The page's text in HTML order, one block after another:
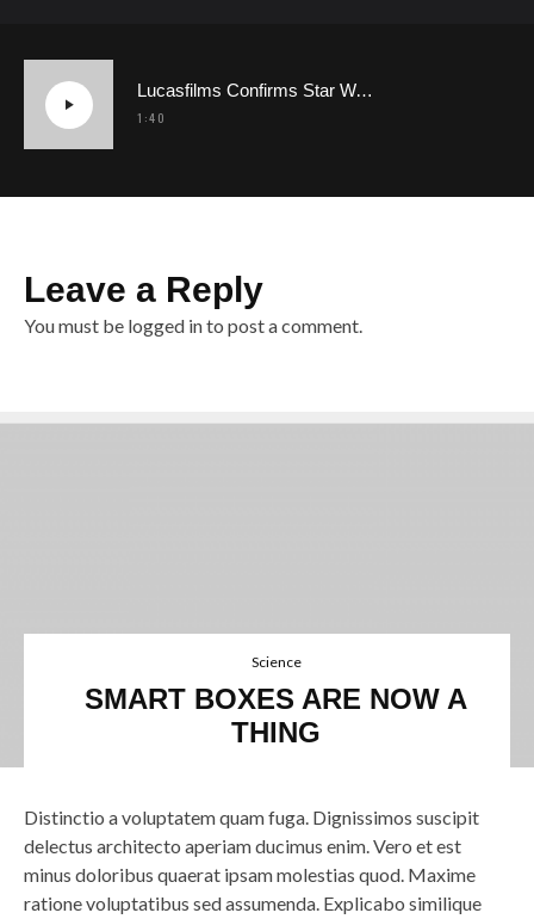
Lucasfilms Confirms Star Wars Rumours
1:40
Leave a Reply
You must be logged into post a comment.
Science
SMART BOXES ARE NOW A
THING
Distinctio a voluptatem quam fuga. Dignissimos suscipit
delectus architecto aperiam ducimus enim. Vero et est
minus doloribus quaerat ipsam molestias quod. Maxime
ratione voluptatibus sed assumenda. Explicabo similique